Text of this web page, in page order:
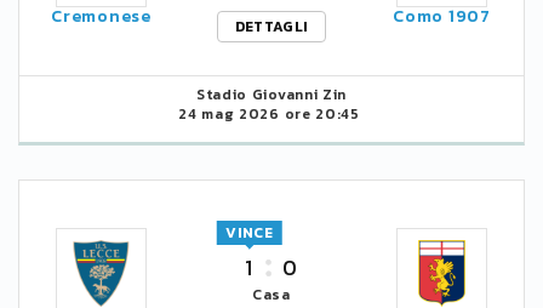
Cremonese
DETTAGLI
Como 1907
Stadio Giovanni Zin
24 mag 2026 ore 20:45
1
VINCE
0
Casa